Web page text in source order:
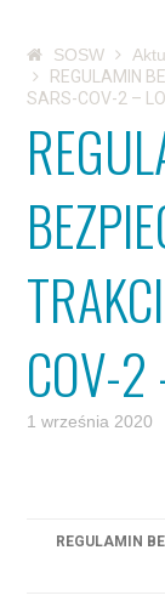
SOSW
REGULAMIN
SARS-COV-2 – LO
COV-2
1 września 2020
REGULAMIN